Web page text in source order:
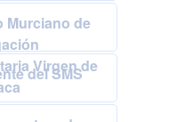
Murciano de
Virgen de
del SMS